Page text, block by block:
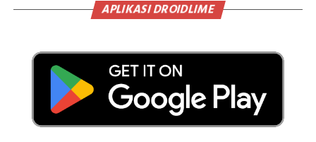
APLIKASI DROIDLIME